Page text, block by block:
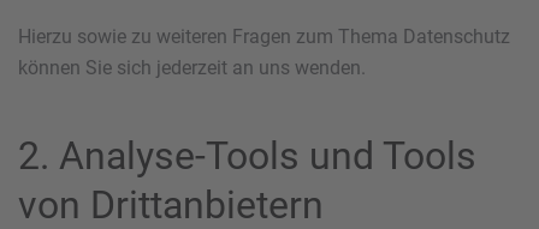
Hierzu sowie zu weiteren Fragen zum Thema Datenschutz
können Sie sich jederzeit an uns wenden.
2. Analyse-Tools und Tools
von Dritt­anbietern